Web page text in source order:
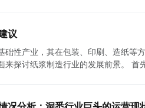
中国金属包装容器制造行业在产品设计和创新方面取
的个性化需求增加，中国金属包装
铝质易拉罐、马口铁罐等，使包装容器
也显著提高。中国作为世界上最大
，对企业造成一定的压力。其次，
议
性产业，其在包装、印刷、造纸等
。 首先，纸浆制造行业具备巨大的投资机会。随着全球经
的关注和需求。 然而，纸浆制造行业也面临着一些投资风险